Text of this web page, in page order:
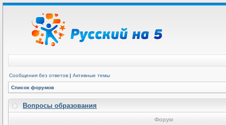
Сообщения без ответов | Активные темы
Список форумов
Вопросы образования
Форум